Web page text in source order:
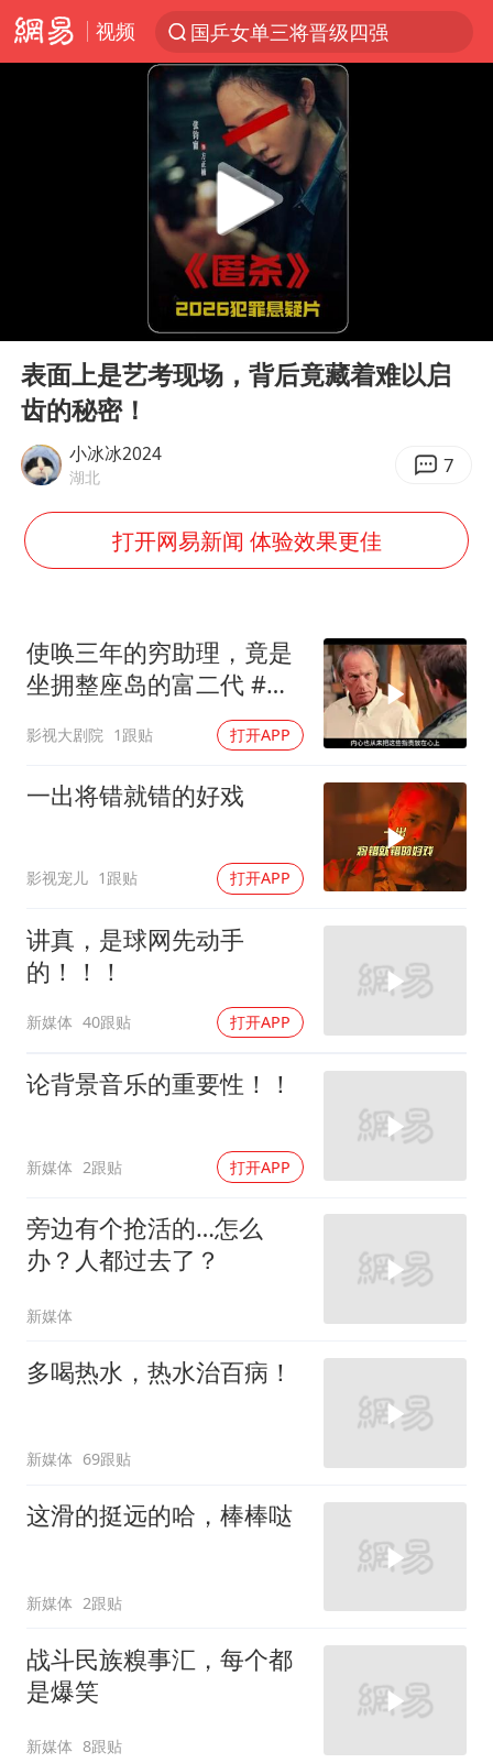
视频
国乒女单三将晋级四强
光影经济撬动暑期消费新蓝海
浙江上海等地有大雨或暴雨
“新疆的交警怎么个个像我妈”
情侣平潭拍日出坠崖1死1伤
西湖突现狂风暴雨 游客瞬间被浇透
白海豚将正面袭击贯穿浙江
郑丽文：台湾从来没有“独立”过
几元成本的AI广告导致千万市值蒸发
酒店回应车内过夜被收150元
商场现钱学森巨幅海报 负责人回应
杭州全市有序停课
乐享全民健身 共筑健康中国
Play
表面上是艺考现场，背后竟藏着难以启
齿的秘密！
小冰冰2024
湖北 7
打开网易新闻 体验效果更佳
使唤三年的穷助理，竟是
坐拥整座岛的富二代 #电
影视大剧院 1跟贴 打开APP
一出将错就错的好戏
影视宠儿 1跟贴 打开APP
讲真，是球网先动手
的！！！
新媒体 40跟贴 打开APP
论背景音乐的重要性！！
新媒体 2跟贴 打开APP
旁边有个抢活的…怎么
办？人都过去了？
新媒体
多喝热水，热水治百病！
新媒体 69跟贴
这滑的挺远的哈，棒棒哒
新媒体 2跟贴
战斗民族糗事汇，每个都
是爆笑
新媒体 8跟贴